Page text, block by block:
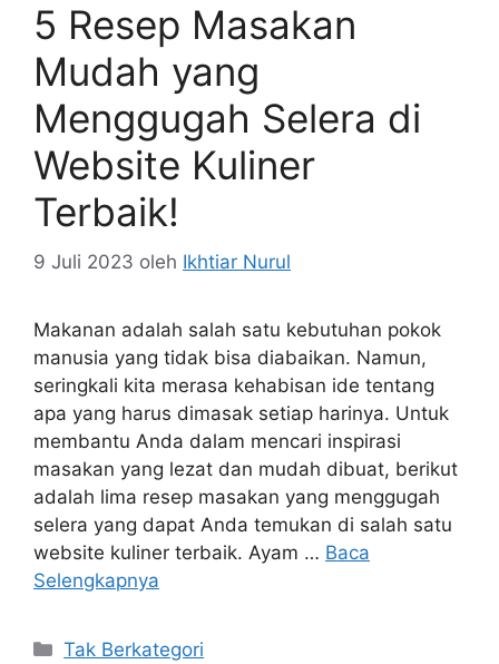
5 Resep Masakan
Mudah yang
Menggugah Selera di
Website Kuliner
Terbaik!
9 Juli 2023 oleh Ikhtiar Nurul
Makanan adalah salah satu kebutuhan pokok
manusia yang tidak bisa diabaikan. Namun,
seringkali kita merasa kehabisan ide tentang
apa yang harus dimasak setiap harinya. Untuk
membantu Anda dalam mencari inspirasi
masakan yang lezat dan mudah dibuat, berikut
adalah lima resep masakan yang menggugah
selera yang dapat Anda temukan di salah satu
website kuliner terbaik. Ayam … Baca
Selengkapnya
Kategori
Tak Berkategori